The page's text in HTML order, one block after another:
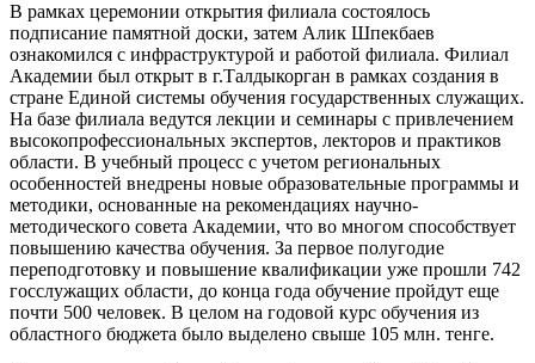
В рамках церемонии открытия филиала состоялось
подписание памятной доски, затем Алик Шпекбаев
ознакомился с инфраструктурой и работой филиала. Филиал
Академии был открыт в г.Талдыкорган в рамках создания в
стране Единой системы обучения государственных служащих.
На базе филиала ведутся лекции и семинары с привлечением
высокопрофессиональных экспертов, лекторов и практиков
области. В учебный процесс с учетом региональных
особенностей внедрены новые образовательные программы и
методики, основанные на рекомендациях научно-
методического совета Академии, что во многом способствует
повышению качества обучения. За первое полугодие
переподготовку и повышение квалификации уже прошли 742
госслужащих области, до конца года обучение пройдут еще
почти 500 человек. В целом на годовой курс обучения из
областного бюджета было выделено свыше 105 млн. тенге.